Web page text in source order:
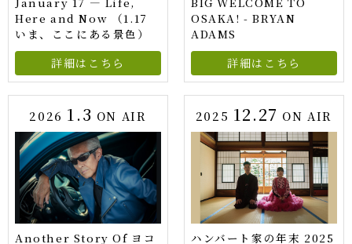
Here and Now （1.17
いま、ここにある景色）
詳細はこちら
OSAKA! - BRYAN
ADAMS
詳細はこちら
2026 1.3 ON AIR
Another Story Of ヨコ
2025 12.27 ON AIR
ハンバート家の年末 2025